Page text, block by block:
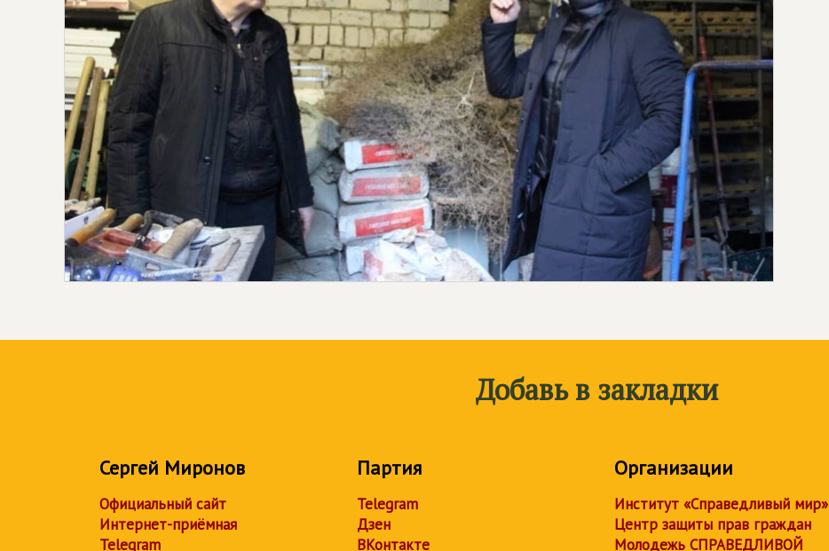
Добавь в закладки
Сергей Миронов
Официальный сайт
Интернет-приёмная
Telegram
Партия
Telegram
Дзен
ВКонтакте
Организации
Институт «Справедливый мир»
Центр защиты прав граждан
Молодежь СПРАВЕДЛИВОЙ